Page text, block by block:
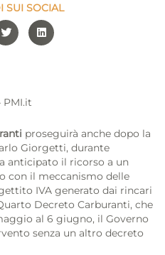
SUI SOCIAL
PMI.it
proseguirà anche dopo la
Giorgetti, durante
anticipato il ricorso a un
con il meccanismo delle
IVA generato dai rincari
Decreto Carburanti, che
al 6 giugno, il Governo
senza un altro decreto